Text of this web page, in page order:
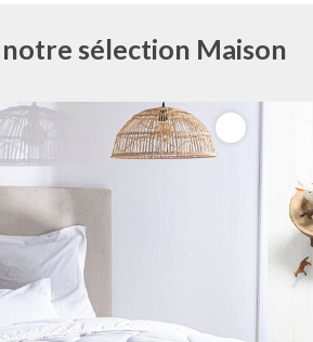
sélection Maison